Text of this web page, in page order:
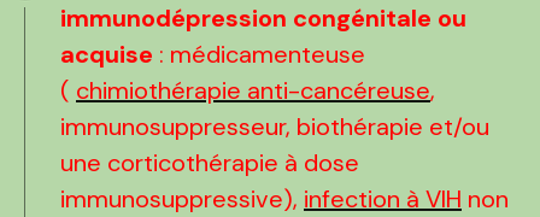
immunodépression congénitale ou
acquise : médicamenteuse
( chimiothérapie anti-cancéreuse,
immunosuppresseur, biothérapie et/ou
une corticothérapie à dose
immunosuppressive), infection à VIH non